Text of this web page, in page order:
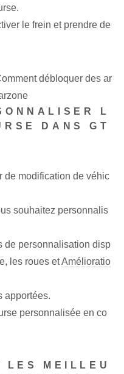
le frein et prendre de
débloquer des ar
L
DANS GT
de modification de véhic
souhaitez personnalis
de personnalisation disp
les roues etAmélioratio
apportées.
personnalisée⁤ en co
LES MEILLEU